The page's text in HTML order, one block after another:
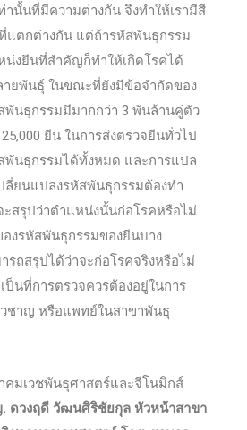
านั้นที่มีความต่างกัน จึงทำให้เรามีสี
แตกต่างกัน แต่ถ้ารหัสพันธุกรรม
น่งยีนที่สำคัญก็ทำให้เกิดโรคได้
ายพันธุ์ ในขณะที่ยังมีข้อจำกัดของ
พันธุกรรมมีมากกว่า 3 พันล้านคู่ตัว
ยีน ในการส่งตรวจยีนทั่วไป
พันธุกรรมได้ทั้งหมด และการแปล
ลี่ยนแปลงรหัสพันธุกรรมต้องทำ
ะสรุปว่าตำแหน่งนั้นก่อโรคหรือไม่
งรหัสพันธุกรรมของยีนบาง
รถสรุปได้ว่าจะก่อโรคจริงหรือไม่
ป็นที่การตรวจควรต้องอยู่ในการ
ชาญ หรือแพทย์ในสาขาพันธุ
คมเวชพันธุศาสตร์และจีโนมิกส์
ดวงฤดี วัฒนศิริชัยกุล หัวหน้าสาขา